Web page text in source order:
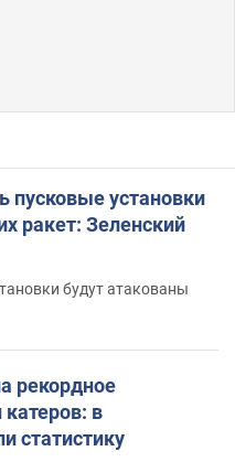
пусковые установки
ракет: Зеленский
будут атакованы
рекордное
в
статистику